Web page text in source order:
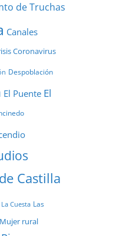
de Truchas
Canales
Coronavirus
Despoblación
El Puente El
Castilla
La Cuesta Las
Mujer rural